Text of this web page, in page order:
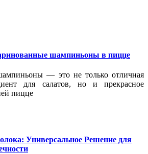
шампиньоны в пицце
— это не только отличная
для салатов, но и прекрасное
пицце
Универсальное Решение для